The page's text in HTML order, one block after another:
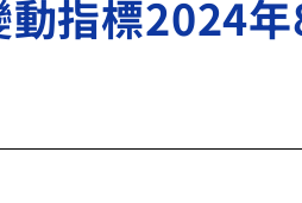
動指標2024